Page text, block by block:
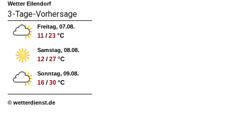
Wetter Eilendorf
3-Tage-Vorhersage
Freitag, 07.08.
11 /23 °C
Samstag, 08.08.
12 /27 °C
Sonntag, 09.08.
16 /30 °C
© wetterdienst.de